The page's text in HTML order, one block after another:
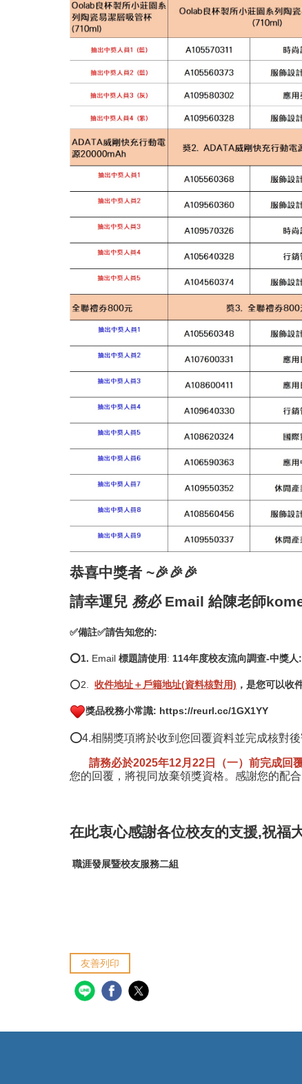
恭喜中獎者 ~🎉🎉🎉
請幸運兒 務必Email 給陳老師
✅備註✅請告知您的:
⭕1. Email 標題請使用: 114年度校友流向調查-中獎人
⭕2. 收件地址＋戶籍地址(資料核對用) ，是您可以收
獎品稅務小常識: https://reurl.cc/1GX1YY
⭕4.相關獎項將於收到您回覆資料並完成核對
請務必於2025年12月22日（一）前完成回
您的回覆，將視同放棄領獎資格。感謝您的配合
在此衷心感謝各位校友的支援,祝福
職涯發展暨校友服務二組
友善列印